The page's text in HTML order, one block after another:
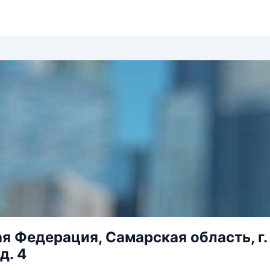
Федерация, Самарская область,
4